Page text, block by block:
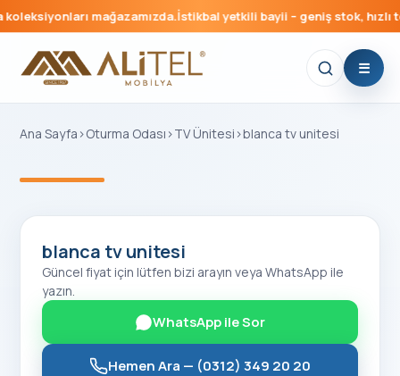
mağazamızda.İstikbal yetkili bayii – geniş stok, hızlı
Ana Sayfa ›Oturma Odası ›TV Ünitesi ›blanca tv unitesi
blanca tv unitesi
Güncel fiyat için lütfen bizi arayın veya WhatsApp ile
yazın.
WhatsApp ile Sor
Hemen Ara — (0312) 349 20 20